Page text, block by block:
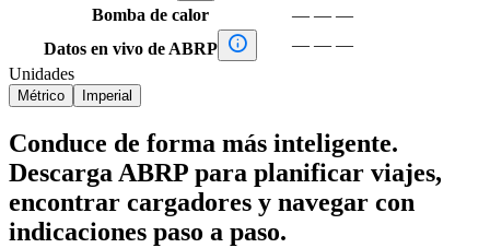
Bomba de calor
— — —
Datos en vivo de ABRP
 — — —
Unidades
Métrico Imperial
Conduce de forma más inteligente.
Descarga ABRP para planificar viajes,
encontrar cargadores y navegar con
indicaciones paso a paso.